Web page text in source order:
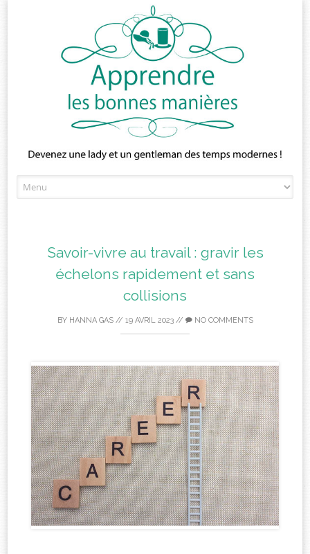
to
Savoir-vivre au travail : gravir les
échelons rapidement et sans
collisions
BY HANNA GAS// 19 AVRIL 2023// NO COMMENTS